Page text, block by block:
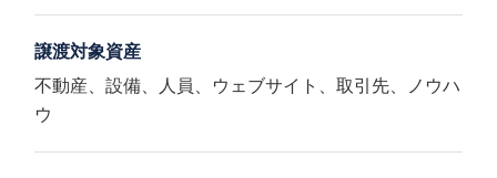
譲渡対象資産
不動産、設備、人員、ウェブサイト、取引先、ノウハ
ウ